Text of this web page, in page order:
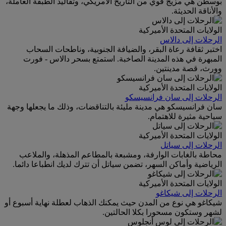
والأناقة الحديثة.
الولايات المتحدة الأميركية
الرحلات إلى دالاس
اختبر ثقافة رعاة البقر، والضيافة الجنوبية، وناطحات السحاب
المبهرة في هذه المدينة الصاخبة. استمتع بسحر دالاس - فورت
وورث، قصة مدينتين.
الولايات المتحدة الأميركية
الرحلات إلى سان فرانسيسكو
سان فرانسيسكو هي مدينة مليئة بالتناقضات، وذلك ما يجعلها وجهة
سياحية مثيرة للاهتمام.
الولايات المتحدة الأميركية
الرحلات إلى سياتل
محاطة بالغابات الوارفة، ومشبعة بالمطاعم المذهلة، والملاعب
الرياضية وأماكن السهر، تضمن سياتل أن تترك لديك انطباعا دائما.
الولايات المتحدة الأميركية
الرحلات إلى شيكاغو
شيكاغو هي نوع من المدن حيث يمكنك الذهاب لعطلة نهاية أسبوع أو
لشهر وستكون مسحورا بكلا الحالتين.